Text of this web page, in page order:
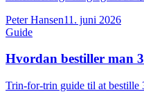
Peter Hansen11. juni 2026
Guide
Hvordan bestiller man
Trin-for-trin guide til at bestille